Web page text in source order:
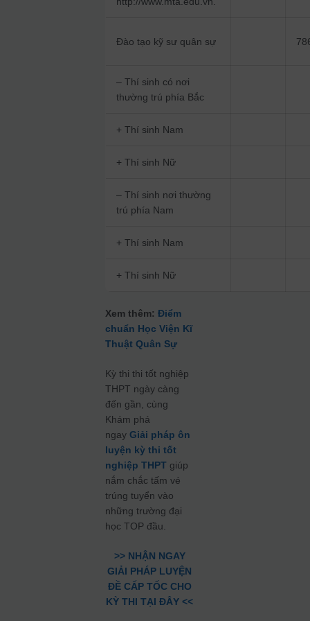
Đào tạo kỹ sư quân sự
– Thí sinh có nơi
thường trú phía Bắc
+ Thí sinh Nam
+ Thí sinh Nữ
– Thí sinh nơi thường
trú phía Nam
+ Thí sinh Nam
+ Thí sinh Nữ
Xem thêm:Điểm
chuẩn Học Viện Kĩ
Thuật Quân Sự
Kỳ thi thi tốt nghiệp
THPT ngày càng
đến gần, cùng
Khám phá
ngayGiải pháp ôn
luyện kỳ thi tốt
nghiệp THPT giúp
nắm chắc tấm vé
trúng tuyển vào
những trường đại
học TOP đầu.
>> NHẬN NGAY
GIẢI PHÁP LUYỆN
ĐỀ CẤP TỐC CHO
KỲ THI TẠI ĐÂY <<